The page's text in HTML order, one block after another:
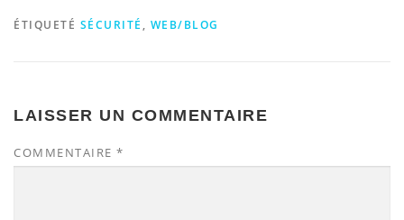
ÉTIQUETÉ SÉCURITÉ , WEB/BLOG
LAISSER UN COMMENTAIRE
COMMENTAIRE *